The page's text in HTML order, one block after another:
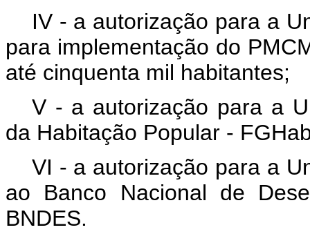
IV - a autorização para a
para implementação do
até cinquenta mil habitantes;
V - a autorização para a
da Habitação Popular -
VI - a autorização para a
ao Banco Nacional de
BNDES.